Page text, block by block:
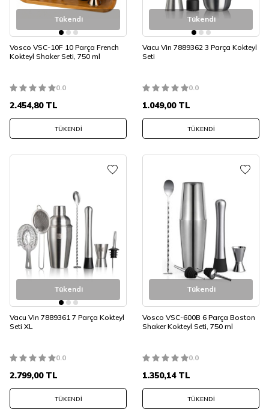
Tükendi
Vosco VSC-10F 10 Parça French
Kokteyl Shaker Seti, 750 ml
0.0
2.454,80TL
TÜKENDI
Tükendi
Vacu Vin 7889362 3 Parça Kokteyl
Seti
0.0
1.049,00TL
TÜKENDI
Tükendi
Vacu Vin 7889361 7 Parça Kokteyl
Seti XL
0.0
2.799,00TL
TÜKENDI
Tükendi
Vosco VSC-600B 6 Parça Boston
Shaker Kokteyl Seti, 750 ml
0.0
1.350,14TL
TÜKENDI